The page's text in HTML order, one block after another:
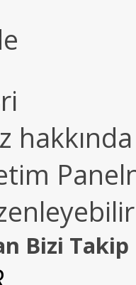
Bizi Takip